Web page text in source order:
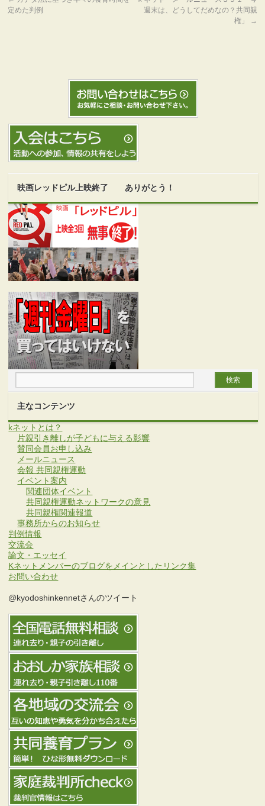
定めた判例
週末は、どうしてだめなの？共同親
権」
→
映画レッドピル上映終了 ありがとう！
主なコンテンツ
kネットとは？
片親引き離しが子どもに与える影響
賛同会員お申し込み
メールニュース
会報 共同親権運動
イベント案内
関連団体イベント
共同親権運動ネットワークの意見
共同親権関連報道
事務所からのお知らせ
判例情報
交流会
論文・エッセイ
Kネットメンバーのブログをメインとしたリンク集
お問い合わせ
@kyodoshinkennetさんのツイート